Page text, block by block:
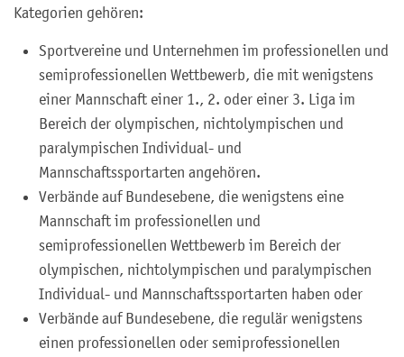
Kategorien gehören:
Sportvereine und Unternehmen im professionellen und
semiprofessionellen Wettbewerb, die mit wenigstens
einer Mannschaft einer 1., 2. oder einer 3. Liga im
Bereich der olympischen, nichtolympischen und
paralympischen Individual- und
Mannschaftssportarten angehören.
Verbände auf Bundesebene, die wenigstens eine
Mannschaft im professionellen und
semiprofessionellen Wettbewerb im Bereich der
olympischen, nichtolympischen und paralympischen
Individual- und Mannschaftssportarten haben oder
Verbände auf Bundesebene, die regulär wenigstens
einen professionellen oder semiprofessionellen